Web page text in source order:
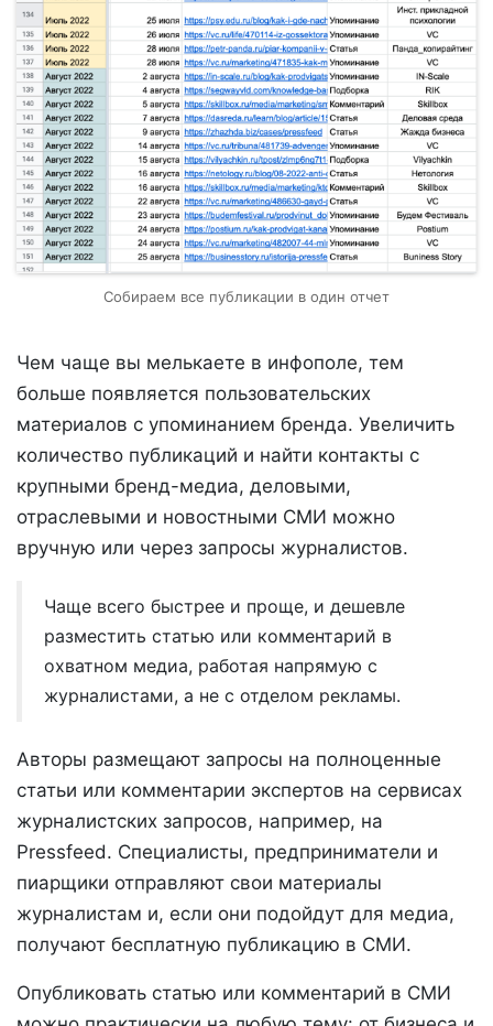
Собираем все публикации в один отчет
Чем чаще вы мелькаете в инфополе, тем
больше появляется пользовательских
материалов с упоминанием бренда. Увеличить
количество публикаций и найти контакты с
крупными бренд-медиа, деловыми,
отраслевыми и новостными СМИ можно
вручную или через запросы журналистов.
Чаще всего быстрее и проще, и дешевле
разместить статью или комментарий в
охватном медиа, работая напрямую с
журналистами, а не с отделом рекламы.
Авторы размещают запросы на полноценные
статьи или комментарии экспертов на сервисах
журналистских запросов, например, на
Pressfeed. Специалисты, предприниматели и
пиарщики отправляют свои материалы
журналистам и, если они подойдут для медиа,
получают бесплатную публикацию в СМИ.
Опубликовать статью или комментарий в СМИ